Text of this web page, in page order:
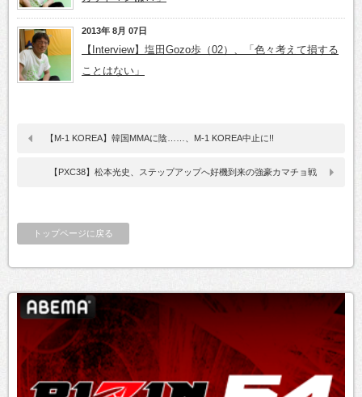
2013年 8月 07日
【Interview】塩田Gozo歩（02）、「色々考えて損する
ことはない」
【M-1 KOREA】韓国MMAに陰……、M-1 KOREA中止に!!
【PXC38】松本光史、ステップアップへ好機到来の強豪カマチョ戦
トップページに戻る